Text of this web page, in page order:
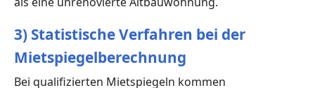
3) Statistische Verfahren bei der
Mietspiegelberechnung
Bei qualifizierten Mietspiegeln kommen